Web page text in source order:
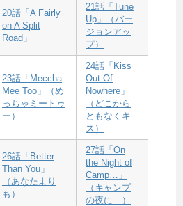
20話「A Fairly
on A Split
Road」
21話「Tune
Up」（バー
ジョンアッ
プ）
23話「Meccha
Mee Too」（め
っちゃミートゥ
ー）
24話「Kiss
Out Of
Nowhere」
（どこから
ともなくキ
ス）
26話「Better
Than You」
（あなたより
も）
27話「On
the Night of
Camp…」
（キャンプ
の夜に…）